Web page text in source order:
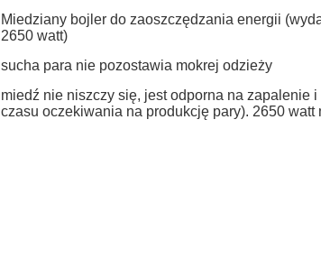
Miedziany bojler do zaoszczędzania energii
2650 watt)
sucha para nie pozostawia mokrej odzieży
miedź nie niszczy się, jest odporna na zapalenie
czasu oczekiwania na produkcję pary). 2650 watt